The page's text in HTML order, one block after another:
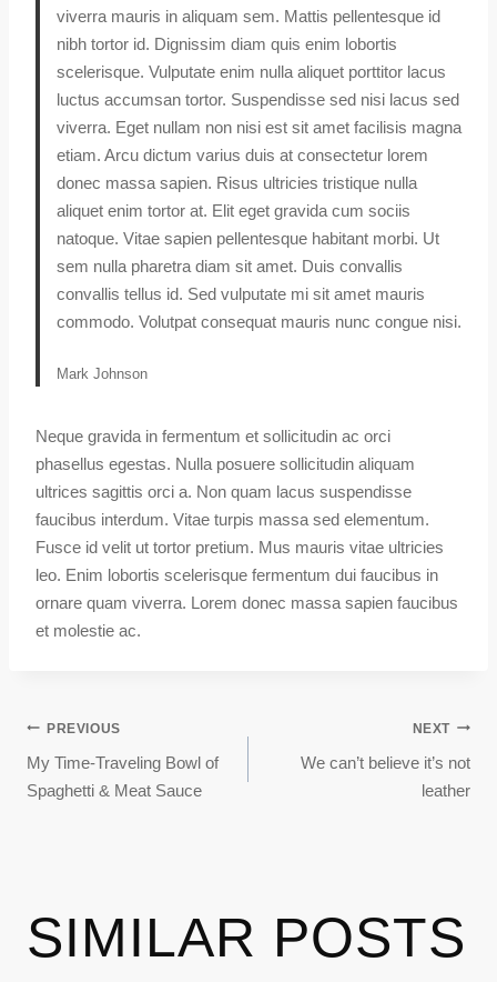
viverra mauris in aliquam sem. Mattis pellentesque id
nibh tortor id. Dignissim diam quis enim lobortis
scelerisque. Vulputate enim nulla aliquet porttitor lacus
luctus accumsan tortor. Suspendisse sed nisi lacus sed
viverra. Eget nullam non nisi est sit amet facilisis magna
etiam. Arcu dictum varius duis at consectetur lorem
donec massa sapien. Risus ultricies tristique nulla
aliquet enim tortor at. Elit eget gravida cum sociis
natoque. Vitae sapien pellentesque habitant morbi. Ut
sem nulla pharetra diam sit amet. Duis convallis
convallis tellus id. Sed vulputate mi sit amet mauris
commodo. Volutpat consequat mauris nunc congue nisi.
Mark Johnson
Neque gravida in fermentum et sollicitudin ac orci
phasellus egestas. Nulla posuere sollicitudin aliquam
ultrices sagittis orci a. Non quam lacus suspendisse
faucibus interdum. Vitae turpis massa sed elementum.
Fusce id velit ut tortor pretium. Mus mauris vitae ultricies
leo. Enim lobortis scelerisque fermentum dui faucibus in
ornare quam viverra. Lorem donec massa sapien faucibus
et molestie ac.
PREVIOUS
My Time-Traveling Bowl of
Spaghetti & Meat Sauce
NEXT
We can’t believe it’s not
leather
SIMILAR POSTS